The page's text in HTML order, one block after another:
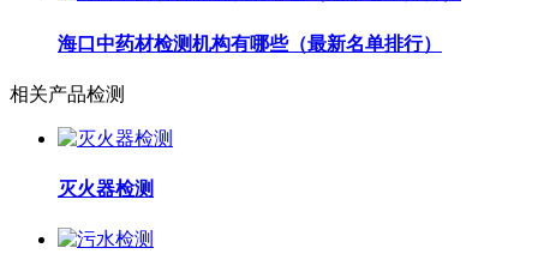
海口中药材检测机构有哪些（最新名单排行）
相关产品检测
灭火器检测